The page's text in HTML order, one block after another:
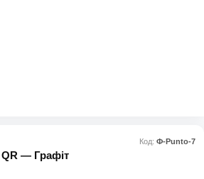
Код: Ф-Punto-7
— Графіт